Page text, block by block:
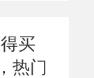
买
热门